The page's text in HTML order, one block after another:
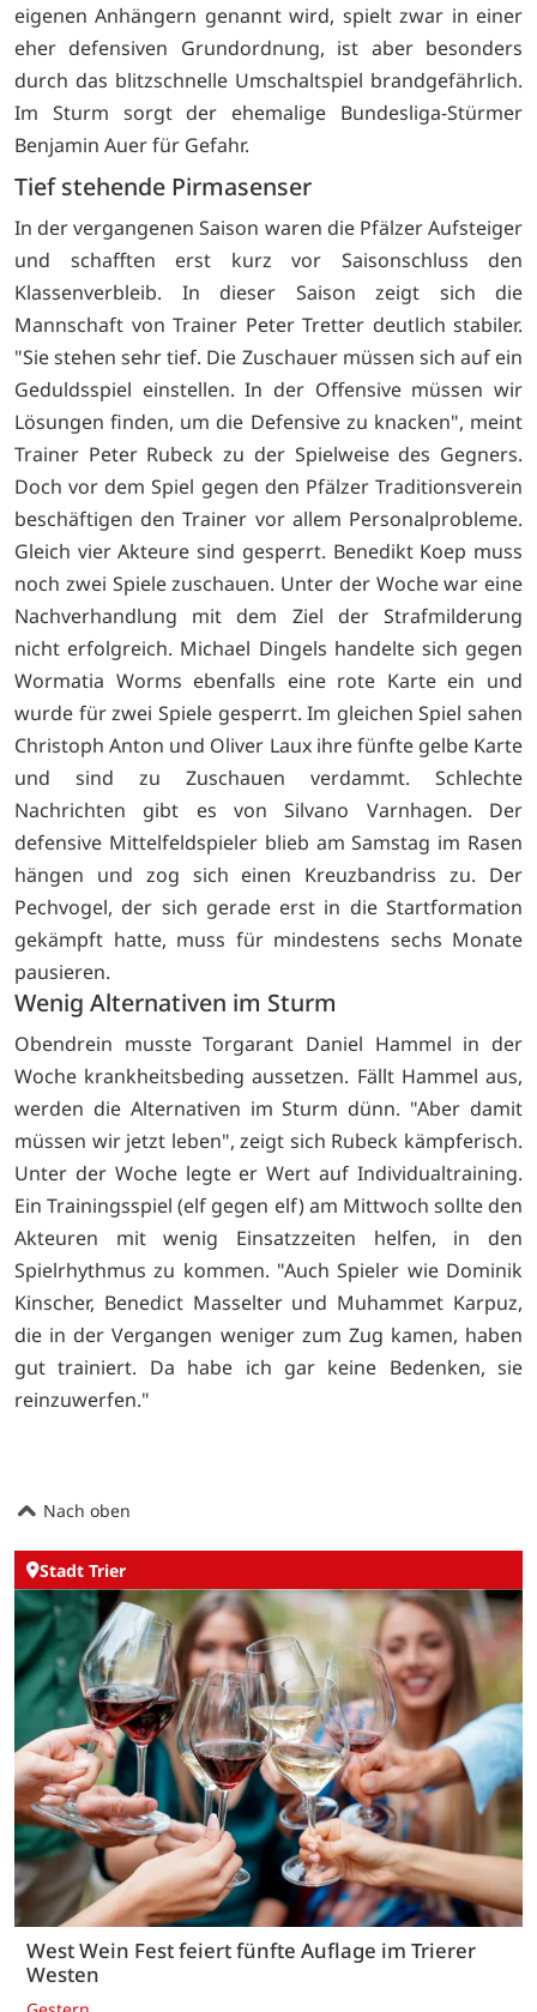
eigenen Anhängern genannt wird, spielt zwar in einer
eher defensiven Grundordnung, ist aber besonders
durch das blitzschnelle Umschaltspiel brandgefährlich.
Im Sturm sorgt der ehemalige Bundesliga-Stürmer
Benjamin Auer für Gefahr.
Tief stehende Pirmasenser
In der vergangenen Saison waren die Pfälzer Aufsteiger
und schafften erst kurz vor Saisonschluss den
Klassenverbleib. In dieser Saison zeigt sich die
Mannschaft von Trainer Peter Tretter deutlich stabiler.
"Sie stehen sehr tief. Die Zuschauer müssen sich auf ein
Geduldsspiel einstellen. In der Offensive müssen wir
Lösungen finden, um die Defensive zu knacken", meint
Trainer Peter Rubeck zu der Spielweise des Gegners.
Doch vor dem Spiel gegen den Pfälzer Traditionsverein
beschäftigen den Trainer vor allem Personalprobleme.
Gleich vier Akteure sind gesperrt. Benedikt Koep muss
noch zwei Spiele zuschauen. Unter der Woche war eine
Nachverhandlung mit dem Ziel der Strafmilderung
nicht erfolgreich. Michael Dingels handelte sich gegen
Wormatia Worms ebenfalls eine rote Karte ein und
wurde für zwei Spiele gesperrt. Im gleichen Spiel sahen
Christoph Anton und Oliver Laux ihre fünfte gelbe Karte
und sind zu Zuschauen verdammt. Schlechte
Nachrichten gibt es von Silvano Varnhagen. Der
defensive Mittelfeldspieler blieb am Samstag im Rasen
hängen und zog sich einen Kreuzbandriss zu. Der
Pechvogel, der sich gerade erst in die Startformation
gekämpft hatte, muss für mindestens sechs Monate
pausieren.
Wenig Alternativen im Sturm
Obendrein musste Torgarant Daniel Hammel in der
Woche krankheitsbeding aussetzen. Fällt Hammel aus,
werden die Alternativen im Sturm dünn. "Aber damit
müssen wir jetzt leben", zeigt sich Rubeck kämpferisch.
Unter der Woche legte er Wert auf Individualtraining.
Ein Trainingsspiel (elf gegen elf) am Mittwoch sollte den
Akteuren mit wenig Einsatzzeiten helfen, in den
Spielrhythmus zu kommen. "Auch Spieler wie Dominik
Kinscher, Benedict Masselter und Muhammet Karpuz,
die in der Vergangen weniger zum Zug kamen, haben
gut trainiert. Da habe ich gar keine Bedenken, sie
reinzuwerfen."
Nach oben
Stadt Trier
West Wein Fest feiert fünfte Auflage im Trierer
Westen